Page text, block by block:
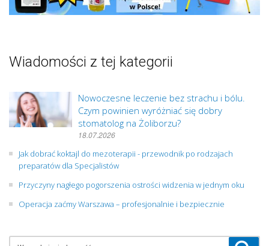
Wiadomości z tej kategorii
Nowoczesne leczenie bez strachu i bólu.
Czym powinien wyróżniać się dobry
stomatolog na Żoliborzu?
18.07.2026
Jak dobrać koktajl do mezoterapii - przewodnik po rodzajach
preparatów dla Specjalistów
Przyczyny nagłego pogorszenia ostrości widzenia w jednym oku
Operacja zaćmy Warszawa – profesjonalnie i bezpiecznie